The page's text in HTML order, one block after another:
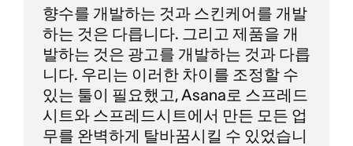
향수를 개발하는 것과 스킨케어를 개발
하는 것은 다릅니다. 그리고 제품을 개
발하는 것은 광고를 개발하는 것과 다릅
니다. 우리는 이러한 차이를 조정할 수
있는 툴이 필요했고, Asana로 스프레드
시트와 스프레드시트에서 만든 모든 업
무를 완벽하게 탈바꿈시킬 수 있었습니